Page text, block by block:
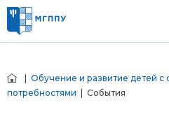
Обучение и развитие детей
потребностями | События